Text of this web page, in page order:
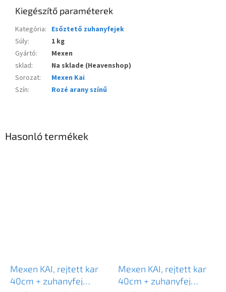
Kiegészítő paraméterek
Kategória: Esőztető zuhanyfejek
Súly:
1 kg
Gyártó:
Mexen
sklad:
Na sklade (Heavenshop)
Sorozat:
Mexen Kai
Szín: Rozé arany színű
Hasonló termékek
Mexen KAI, rejtett kar
40cm + zuhanyfej
Mexen KAI, rejtett kar
40cm + zuhanyfej